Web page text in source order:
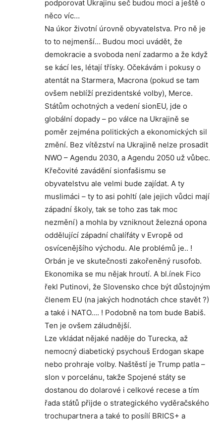
podporovat Ukrajinu seč budou moci a ještě o
něco víc…
Na úkor životní úrovně obyvatelstva. Pro ně je
to to nejmenší… Budou moci uvádět, že
demokracie a svoboda není zadarmo a že když
se kácí les, létají třísky. Očekávám i pokusy o
atentát na Starmera, Macrona (pokud se tam
ovšem neblíží prezidentské volby), Merce.
Státům ochotných a vedení sionEU, jde o
globální dopady – po válce na Ukrajině se
poměr zejména politických a ekonomických sil
změní. Bez vítězství na Ukrajině nelze prosadit
NWO – Agendu 2030, a Agendu 2050 už vůbec.
Křečovité zavádění sionfašismu se
obyvatelstvu ale velmi bude zajídat. A ty
muslimáci – ty to asi pohltí (ale jejich vůdci mají
západní školy, tak se toho zas tak moc
nezmění) a mohla by vzniknout železná opona
oddělující západní chalífáty v Evropě od
osvícenějšího východu. Ale problémů je.. !
Orbán je ve skutečnosti zakořeněný rusofob.
Ekonomika se mu nějak hroutí. A bl.ínek Fico
řekl Putinovi, že Slovensko chce být důstojným
členem EU (na jakých hodnotách chce stavět ?)
a také i NATO…. ! Podobně na tom bude Babiš.
Ten je ovšem záludnější.
Lze vkládat nějaké naděje do Turecka, až
nemocný diabetický psychouš Erdogan skape
nebo prohraje volby. Naštěstí je Trump patla –
slon v porcelánu, takže Spojené státy se
dostanou do dolarové i celkové recese a tím
řada států přijde o strategického vyděračského
trochupartnera a také to posílí BRICS+ a